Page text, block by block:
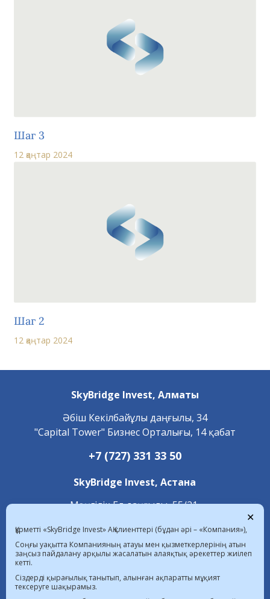
Шаг 3
12 қаңтар 2024
Шаг 2
12 қаңтар 2024
SkyBridge Invest, Алматы
Әбіш Кекілбайұлы даңғылы, 34
"Capital Tower" Бизнес Орталығы, 14 қабат
+7 (727) 331 33 50
SkyBridge Invest,Астана
Мәңгілік Ел даңғылы, 55/21,
+7 (7172) 472 020
06.08.2026 ҚР-дағы валюта бағамы  |
$ 469.85 KZT   € 542.16 KZT
✕
Құрметті «SkyBridge Invest» АҚ клиенттері (бұдан әрі – «Компания»),
Соңғы уақытта Компанияның атауы мен қызметкерлерінің атын
заңсыз пайдалану арқылы жасалатын алаяқтық әрекеттер жиілеп
кетті.
Сіздерді қырағылық танытып, алынған ақпаратты мұқият
тексеруге шақырамыз.